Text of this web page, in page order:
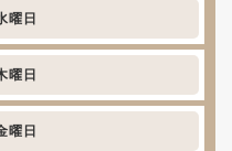
曜日
曜日
曜日